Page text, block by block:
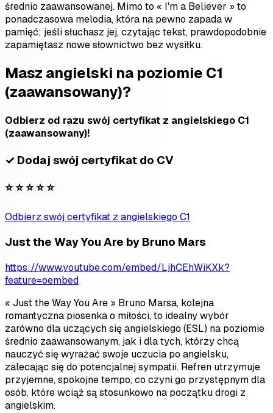
średnio zaawansowanej. Mimo to « I'm a Believer » to
ponadczasowa melodia, która na pewno zapada w
pamięć; jeśli słuchasz jej, czytając tekst, prawdopodobnie
zapamiętasz nowe słownictwo bez wysiłku.
Masz angielski na poziomie C1
(zaawansowany)?
Odbierz od razu swój certyfikat z angielskiego C1
(zaawansowany)!
✓ Dodaj swój certyfikat do CV
⭐ ⭐ ⭐ ⭐ ⭐
Odbierz swój certyfikat z angielskiego C1
Just the Way You Are by Bruno Mars
https://www.youtube.com/embed/LjhCEhWiKXk?
feature=oembed
« Just the Way You Are » Bruno Marsa, kolejna
romantyczna piosenka o miłości, to idealny wybór
zarówno dla uczących się angielskiego (ESL) na poziomie
średnio zaawansowanym, jak i dla tych, którzy chcą
nauczyć się wyrażać swoje uczucia po angielsku,
zalecając się do potencjalnej sympatii. Refren utrzymuje
przyjemne, spokojne tempo, co czyni go przystępnym dla
osób, które wciąż są stosunkowo na początku drogi z
angielskim.